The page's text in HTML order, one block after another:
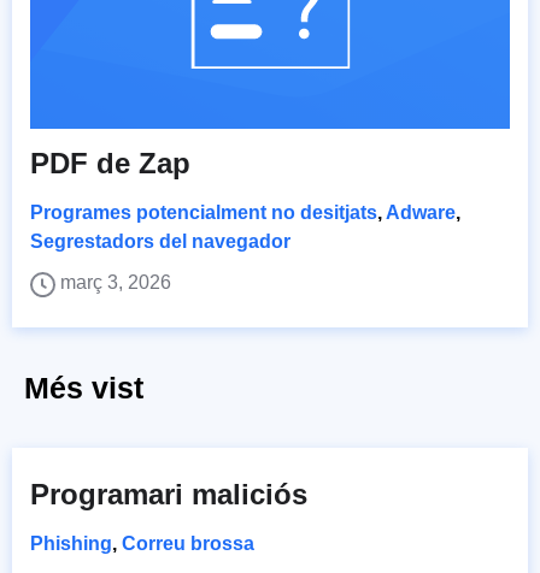
PDF de Zap
Programes potencialment no desitjats,Adware,
Segrestadors del navegador
març 3, 2026
Més vist
Programari maliciós
Phishing, Correu brossa